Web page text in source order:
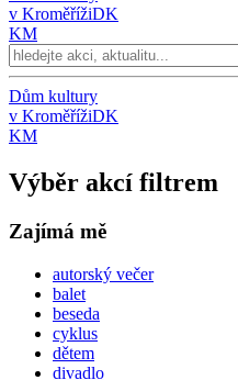
v KroměřížiDK
KM
Dům kultury
v KroměřížiDK
KM
Výběr akcí filtrem
Zajímá mě
autorský večer
balet
beseda
cyklus
dětem
divadlo